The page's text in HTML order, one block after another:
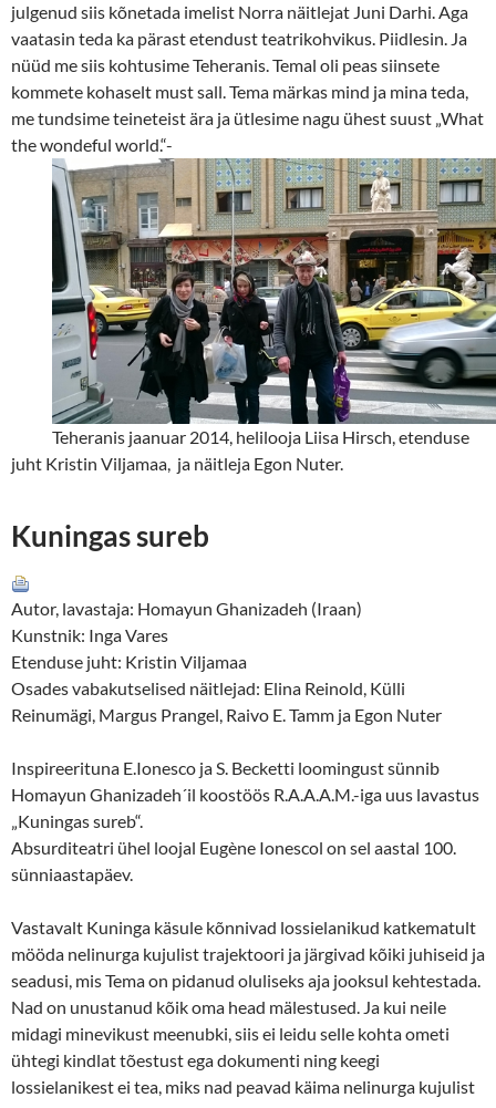
julgenud siis kõnetada imelist Norra näitlejat Juni Darhi. Aga
vaatasin teda ka pärast etendust teatrikohvikus. Piidlesin. Ja
nüüd me siis kohtusime Teheranis. Temal oli peas siinsete
kommete kohaselt must sall. Tema märkas mind ja mina teda,
me tundsime teineteist ära ja ütlesime nagu ühest suust „What
the wondeful world.“-
Teheranis jaanuar 2014, helilooja Liisa Hirsch, etenduse
juht Kristin Viljamaa, ja näitleja Egon Nuter.
Kuningas sureb
Autor, lavastaja: Homayun Ghanizadeh (Iraan)
Kunstnik: Inga Vares
Etenduse juht: Kristin Viljamaa
Osades vabakutselised näitlejad: Elina Reinold, Külli
Reinumägi, Margus Prangel, Raivo E. Tamm ja Egon Nuter
Inspireerituna E.Ionesco ja S. Becketti loomingust sünnib
Homayun Ghanizadeh´il koostöös R.A.A.A.M.-iga uus lavastus
„Kuningas sureb“.
Absurditeatri ühel loojal Eugène Ionescol on sel aastal 100.
sünniaastapäev.
Vastavalt Kuninga käsule kõnnivad lossielanikud katkematult
mööda nelinurga kujulist trajektoori ja järgivad kõiki juhiseid ja
seadusi, mis Tema on pidanud oluliseks aja jooksul kehtestada.
Nad on unustanud kõik oma head mälestused. Ja kui neile
midagi minevikust meenubki, siis ei leidu selle kohta ometi
ühtegi kindlat tõestust ega dokumenti ning keegi
lossielanikest ei tea, miks nad peavad käima nelinurga kujulist